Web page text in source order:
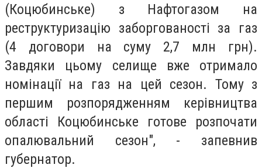
(Коцюбинське) з Нафтогазом на
реструктуризацію заборгованості за газ
(4 договори на суму 2,7 млн грн).
Завдяки цьому селище вже отримало
номінації на газ на цей сезон. Тому з
першим розпорядженням керівництва
області Коцюбинське готове розпочати
опалювальний сезон", - запевнив
губернатор.